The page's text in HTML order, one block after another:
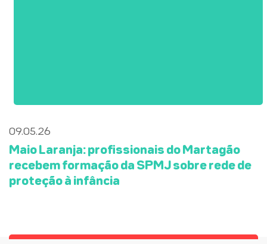
09.05.26
Maio Laranja: profissionais do Martagão
recebem formação da SPMJ sobre rede de
proteção à infância